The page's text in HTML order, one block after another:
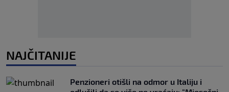
NAJČITANIJE
Penzioneri otišli na odmor u Italiju i